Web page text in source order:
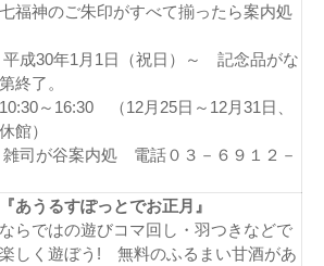
福神のご朱印がすべて揃ったら案内処
成30年1月1日（祝日）～ 記念品がな
終了。
～16:30 （12月25日～12月31日、
館）
司が谷案内処 電話０３－６９１２－
あうるすぽっとでお正月』
らではの遊びコマ回し・羽つきなどで
しく遊ぼう! 無料のふるまい甘酒があ